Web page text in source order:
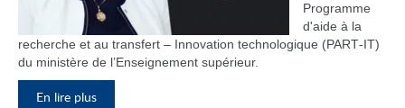
Programme
d'aide à la
recherche et au transfert – Innovation technologique (PART‑IT)
du ministère de l’Enseignement supérieur.
En lire plus